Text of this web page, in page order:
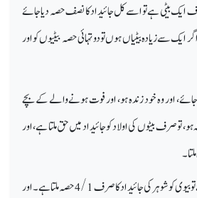
بیٹی ہے تو اسے کل جائیداد کا نصف حصہ دیا جائے
ایک سے زیادہ بیٹیاں ہوں تو دو تہائی حصہ بیٹیوں کو اور
ہو جائے، اور وہ خود زندہ ہو، اور فوت ہونے والے کے بچے
تو صرف بیٹوں کی اولاد کو جائیداد میں حق ملتا ہے، اور
4. اگر شوہر بے اولاد ہی مر جائے تو بیوی کو شوہر کی جائیداد کا صرف 4/1 حصہ ملتا ہے۔ اور